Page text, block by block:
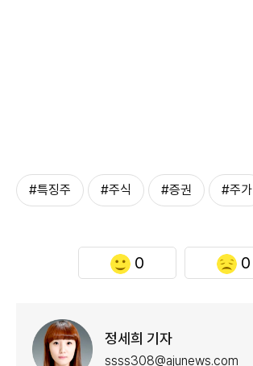
#특징주 #주식 #증권 #주가
0 0
정세희 기자
ssss308@ajunews.com